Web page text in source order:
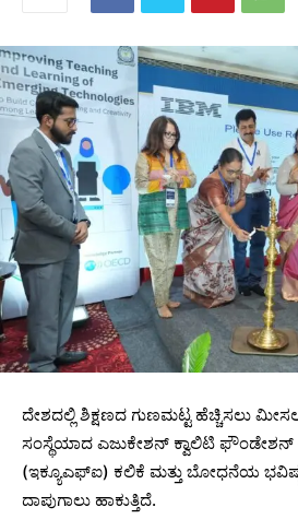
ದೇಶದಲ್ಲಿ ಶಿಕ್ಷಣದ ಗುಣಮಟ್ಟ ಹೆಚ್ಚಿಸಲು
ಸಂಸ್ಥೆಯಾದ ಎಜುಕೇಶನ್ ಕ್ವಾಲಿಟಿ
(ಇಕ್ಯೂಎಫ್ಐ) ಕಲಿಕೆ ಮತ್ತು ಬೋಧನೆಯ
ದಾಪುಗಾಲು ಹಾಕುತ್ತಿದೆ.